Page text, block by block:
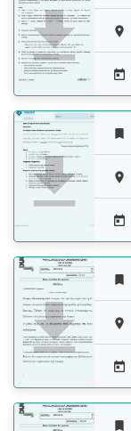
 









